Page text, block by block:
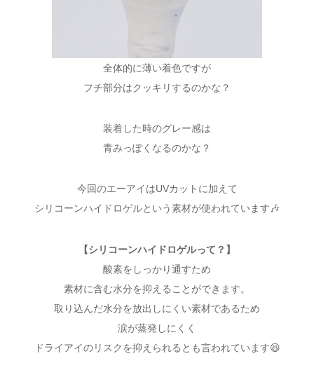
全体的に薄い着色ですが
フチ部分はクッキリするのかな？
装着した時のグレー感は
青みっぽくなるのかな？
今回のエーアイはUVカットに加えて
シリコーンハイドロゲルという素材が使われています🎶
【シリコーンハイドロゲルって？】
酸素をしっかり通すため
素材に含む水分を抑えることができます。
取り込んだ水分を放出しにくい素材であるため
涙が蒸発しにくく
ドライアイのリスクを抑えられるとも言われています😆